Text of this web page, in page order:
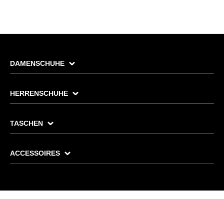
DAMENSCHUHE
HERRENSCHUHE
TASCHEN
ACCESSOIRES